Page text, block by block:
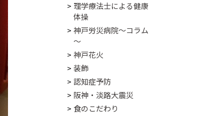
理学療法士による健康
体操
神戸労災病院～コラム
～
神戸花火
装飾
認知症予防
阪神・淡路大震災
食のこだわり